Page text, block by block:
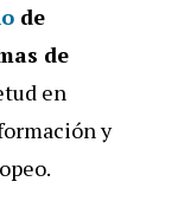
de
de
en
y